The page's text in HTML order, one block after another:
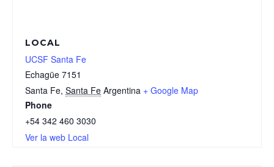
LOCAL
UCSF Santa Fe
Echagüe 7151
Santa Fe, Santa Fe Argentina + Google Map
Phone
+54 342 460 3030
Ver la web Local